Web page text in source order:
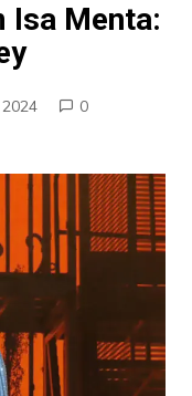
Isa Menta:
0